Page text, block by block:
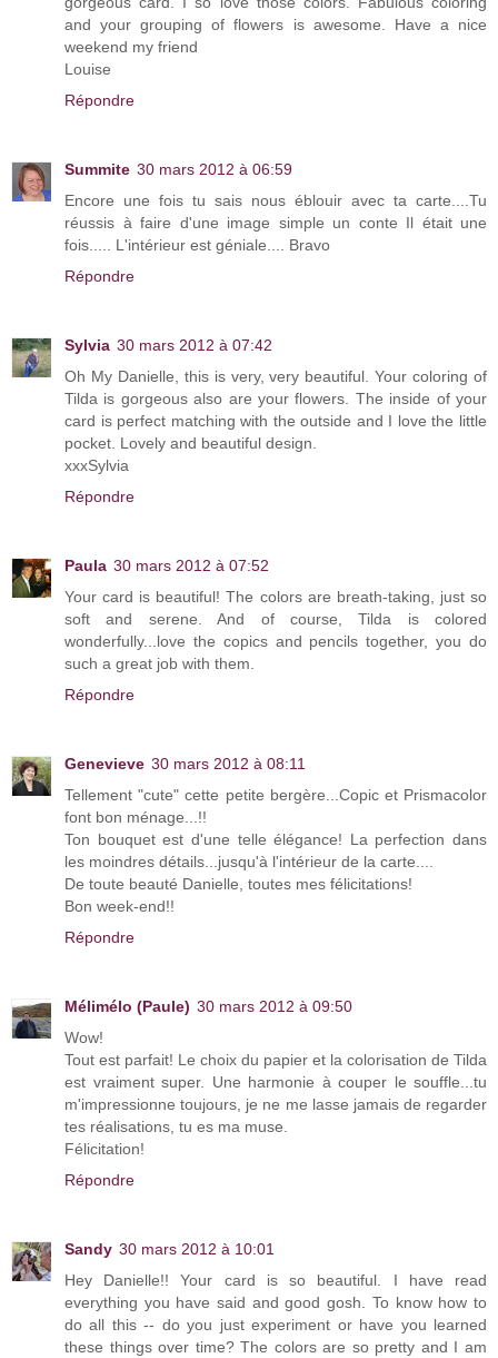
and your grouping of flowers is awesome. Have a nice
weekend my friend
Louise
Répondre
Summite 30 mars 2012 à 06:59
Encore une fois tu sais nous éblouir avec ta carte....Tu
réussis à faire d'une image simple un conte Il était une
fois..... L'intérieur est géniale.... Bravo
Répondre
Sylvia 30 mars 2012 à 07:42
Oh My Danielle, this is very, very beautiful. Your coloring of
Tilda is gorgeous also are your flowers. The inside of your
card is perfect matching with the outside and I love the little
pocket. Lovely and beautiful design.
xxxSylvia
Répondre
Paula 30 mars 2012 à 07:52
Your card is beautiful! The colors are breath-taking, just so
soft and serene. And of course, Tilda is colored
wonderfully...love the copics and pencils together, you do
such a great job with them.
Répondre
Genevieve 30 mars 2012 à 08:11
Tellement "cute" cette petite bergère...Copic et Prismacolor
font bon ménage...!!
Ton bouquet est d'une telle élégance! La perfection dans
les moindres détails...jusqu'à l'intérieur de la carte....
De toute beauté Danielle, toutes mes félicitations!
Bon week-end!!
Répondre
Mélimélo (Paule) 30 mars 2012 à 09:50
Wow!
Tout est parfait! Le choix du papier et la colorisation de Tilda
est vraiment super. Une harmonie à couper le souffle...tu
m'impressionne toujours, je ne me lasse jamais de regarder
tes réalisations, tu es ma muse.
Félicitation!
Répondre
Sandy 30 mars 2012 à 10:01
Hey Danielle!! Your card is so beautiful. I have read
everything you have said and good gosh. To know how to
do all this -- do you just experiment or have you learned
these things over time? The colors are so pretty and I am